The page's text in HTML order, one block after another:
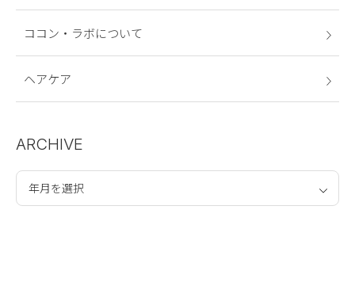
ココン・ラボについて
ヘアケア
ARCHIVE